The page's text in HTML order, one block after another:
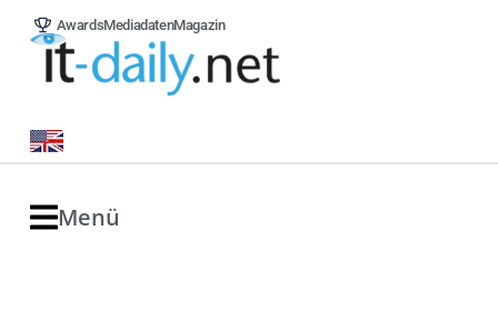
AwardsMediadatenMagazin
Menü